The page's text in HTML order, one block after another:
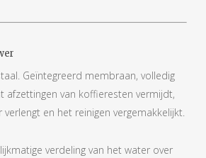
Geïntegreerd membraan, volledig
afzettingen van koffieresten vermijdt,
en het reinigen vergemakkelijkt.
verdeling van het water over